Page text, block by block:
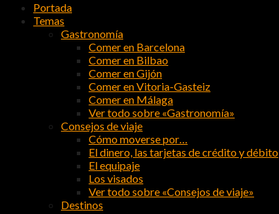
Portada
Temas
Gastronomía
Comer en Barcelona
Comer en Bilbao
Comer en Gijón
Comer en Vitoria-Gasteiz
Comer en Málaga
Ver todo sobre «Gastronomía»
Consejos de viaje
Cómo moverse por…
El dinero, las tarjetas de crédito y débito
El equipaje
Los visados
Ver todo sobre «Consejos de viaje»
Destinos